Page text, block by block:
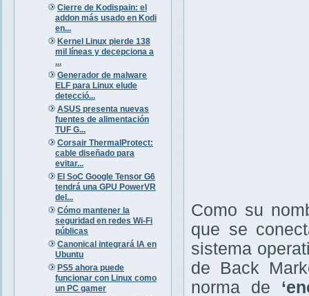
Cierre de Kodispain: el
addon más usado en Kodi
en...
Kernel Linux pierde 138
mil líneas y decepciona a
...
Generador de malware
ELF para Linux elude
detecció...
ASUS presenta nuevas
fuentes de alimentación
TUF G...
Corsair ThermalProtect:
cable diseñado para
evitar...
El SoC Google Tensor G6
tendrá una GPU PowerVR
del...
Cómo mantener la
seguridad en redes Wi-Fi
públicas
Canonical integrará IA en
Ubuntu
PS5 ahora puede
funcionar con Linux como
un PC gamer
Como su
que se
sistema
de Back
norma de